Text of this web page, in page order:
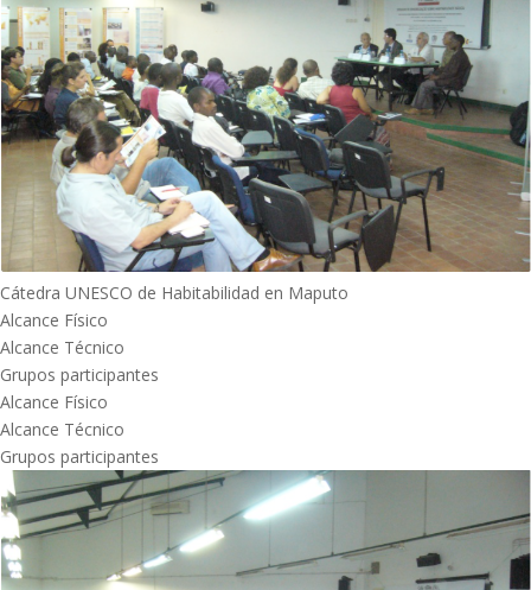
Cátedra UNESCO de Habitabilidad en Maputo
Alcance Físico
Alcance Técnico
Grupos participantes
Alcance Físico
Alcance Técnico
Grupos participantes